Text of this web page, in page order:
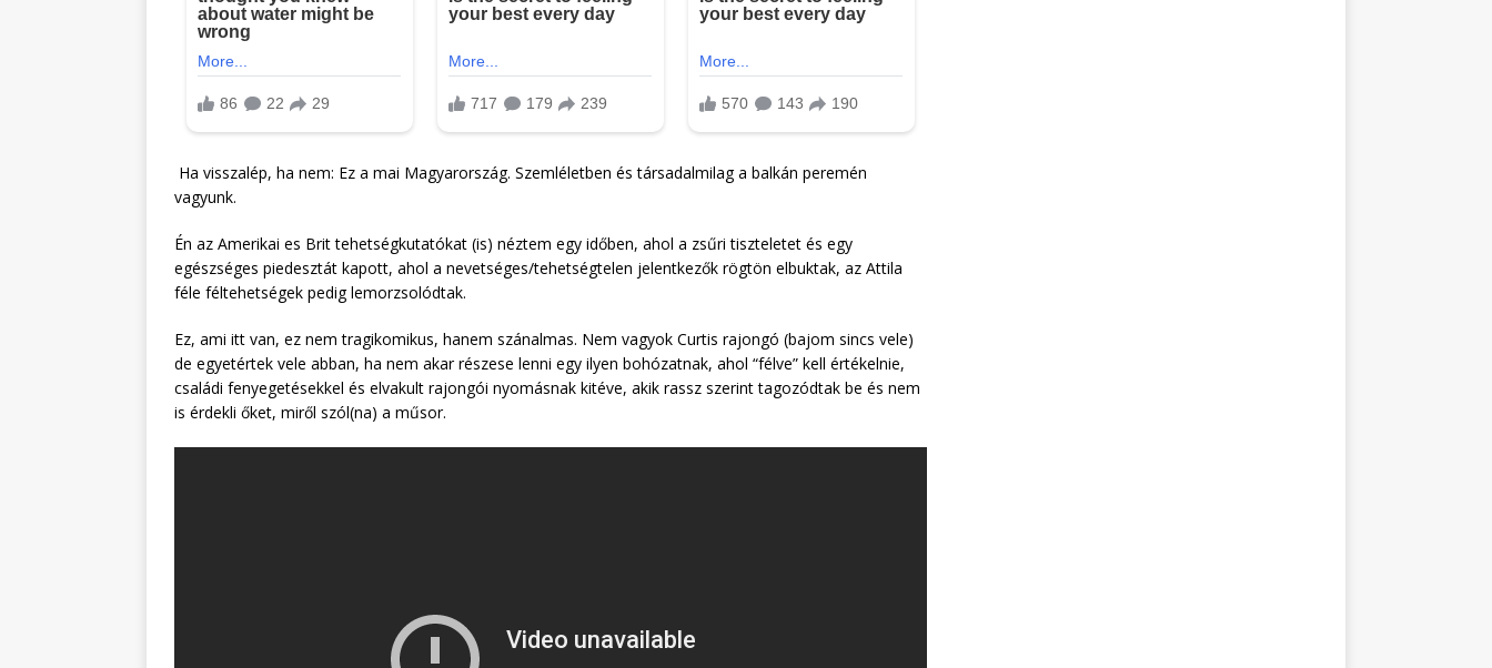
Ha visszalép, ha nem: Ez a mai Magyarország. Szemléletben és társadalmilag a balkán peremén
vagyunk.
Én az Amerikai es Brit tehetségkutatókat (is) néztem egy időben, ahol a zsűri tiszteletet és egy
egészséges piedesztát kapott, ahol a nevetséges/tehetségtelen jelentkezők rögtön elbuktak, az Attila
féle féltehetségek pedig lemorzsolódtak.
Ez, ami itt van, ez nem tragikomikus, hanem szánalmas. Nem vagyok Curtis rajongó (bajom sincs vele)
de egyetértek vele abban, ha nem akar részese lenni egy ilyen bohózatnak, ahol “félve” kell értékelnie,
családi fenyegetésekkel és elvakult rajongói nyomásnak kitéve, akik rassz szerint tagozódtak be és nem
is érdekli őket, miről szól(na) a műsor.